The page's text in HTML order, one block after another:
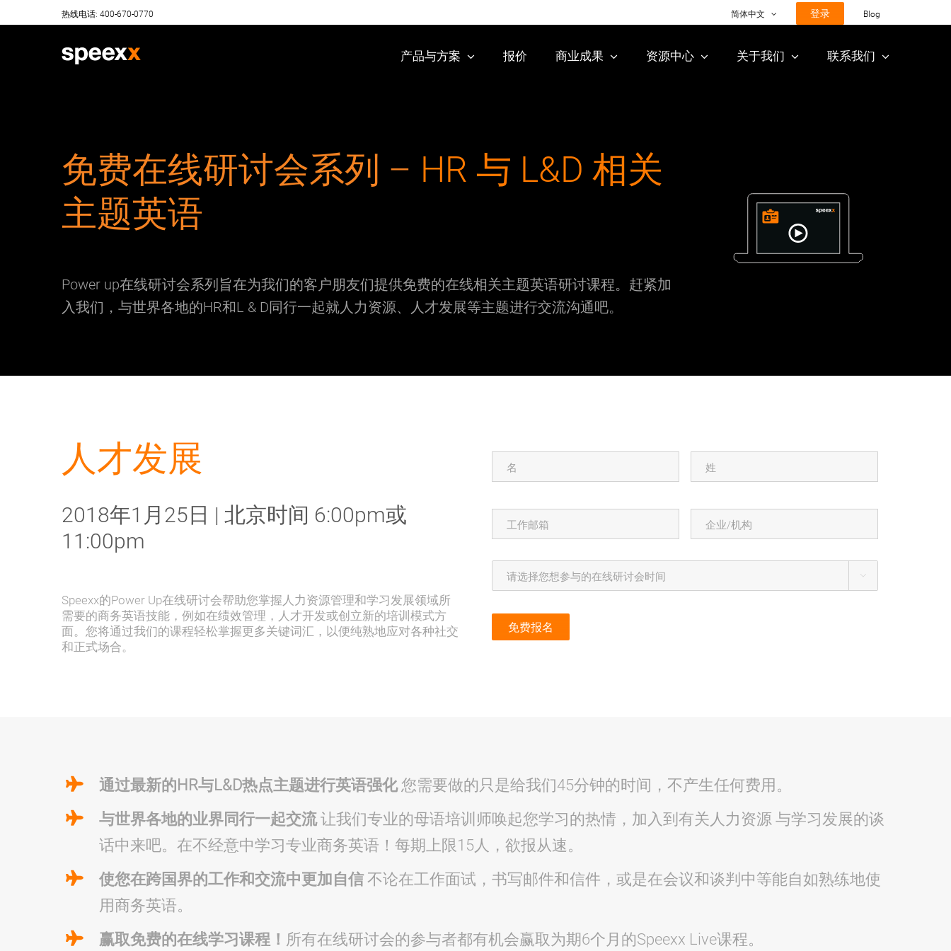
to
热线电话: 400-670-0770 简体中文 登录 Blog
产品与方案 报价 商业成果 资源中心 关于我们 联系我们
免费在线研讨会系列 – HR 与 L&D 相关
主题英语
Power up在线研讨会系列旨在为我们的客户朋友们提供免费的在线相关主题英语研讨课程。赶紧加
入我们，与世界各地的HR和L & D同行一起就人力资源、人才发展等主题进行交流沟通吧。
人才发展
2018年1月25日 | 北京时间 6:00pm或
11:00pm
Speexx的Power Up在线研讨会帮助您掌握人力资源管理和学习发展领域所
需要的商务英语技能，例如在绩效管理，人才开发或创立新的培训模式方
面。您将通过我们的课程轻松掌握更多关键词汇，以便纯熟地应对各种社交
和正式场合。
名
姓
工
邮
箱
企
业/
机
构
Session * 
通过最新的HR与L&D热点主题进行英语强化您需要做的只是给我们45分钟的时间，不产生任何费用。
与世界各地的业界同行一起交流让我们专业的母语培训师唤起您学习的热情，加入到有关人力资源 与学习发展的谈
话中来吧。在不经意中学习专业商务英语！每期上限15人，欲报从速。
使您在跨国界的工作和交流中更加自信 不论在工作面试，书写邮件和信件，或是在会议和谈判中等能自如熟练地使
用商务英语。
赢取免费的在线学习课程！ 所有在线研讨会的参与者都有机会赢取为期6个月的Speexx Live课程。